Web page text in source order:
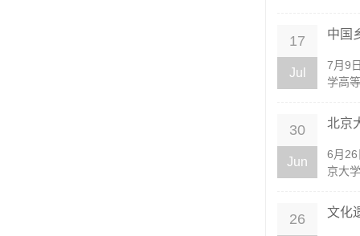
17
Jul
中国
7月9
学高
30
Jun
北京
6月26
京大
26 文化